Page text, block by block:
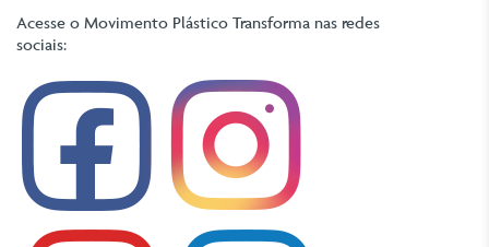
Acesse o Movimento Plástico Transforma nas redes
sociais: